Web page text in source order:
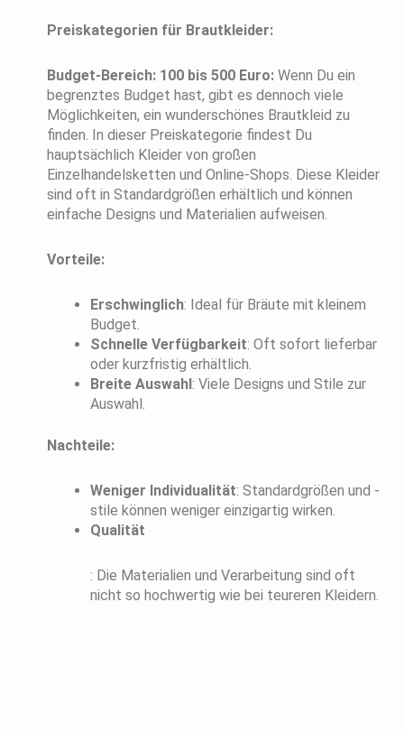
Preiskategorien für Brautkleider:
Budget-Bereich: 100 bis 500 Euro: Wenn Du ein
begrenztes Budget hast, gibt es dennoch viele
Möglichkeiten, ein wunderschönes Brautkleid zu
finden. In dieser Preiskategorie findest Du
hauptsächlich Kleider von großen
Einzelhandelsketten und Online-Shops. Diese Kleider
sind oft in Standardgrößen erhältlich und können
einfache Designs und Materialien aufweisen.
Vorteile:
Erschwinglich: Ideal für Bräute mit kleinem
Budget.
Schnelle Verfügbarkeit: Oft sofort lieferbar
oder kurzfristig erhältlich.
Breite Auswahl : Viele Designs und Stile zur
Auswahl.
Nachteile:
Weniger Individualität: Standardgrößen und -
stile können weniger einzigartig wirken.
Qualität
: Die Materialien und Verarbeitung sind oft
nicht so hochwertig wie bei teureren Kleidern.